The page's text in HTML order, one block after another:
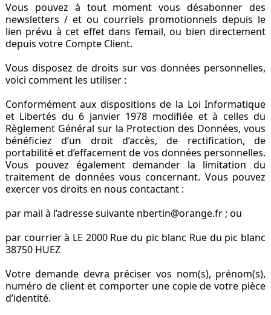
Vous pouvez à tout moment vous désabonner des
newsletters / et ou courriels promotionnels depuis le
lien prévu à cet effet dans l’email, ou bien directement
depuis votre Compte Client.
Vous disposez de droits sur vos données personnelles,
voici comment les utiliser :
Conformément aux dispositions de la Loi Informatique
et Libertés du 6 janvier 1978 modifiée et à celles du
Règlement Général sur la Protection des Données, vous
bénéficiez d’un droit d’accès, de rectification, de
portabilité et d’effacement de vos données personnelles.
Vous pouvez également demander la limitation du
traitement de données vous concernant. Vous pouvez
exercer vos droits en nous contactant :
par mail à l’adresse suivante nbertin@orange.fr ; ou
par courrier à LE 2000 Rue du pic blanc Rue du pic blanc
38750 HUEZ
Votre demande devra préciser vos nom(s), prénom(s),
numéro de client et comporter une copie de votre pièce
d’identité.